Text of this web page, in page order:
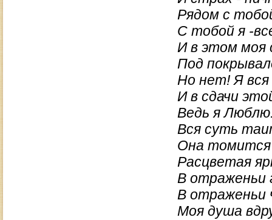
Рядом с
С тобой я -
И в этом моя
Под
Но нет! Я вся
И в сдачи
Ведь я
Вся суть
Она томится
Расцветая
В отраженьи
В отраженьи
Моя душа